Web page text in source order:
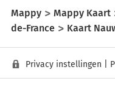
Mappy Mappy Kaart
de-France
Kaart
Privacy instellingen